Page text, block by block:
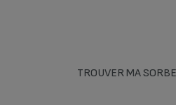
TROUVER MA